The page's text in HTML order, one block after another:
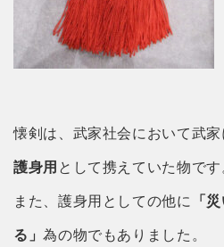
懐剣は、武家社会において武
護身用 として携えていた物です
また、護身用としての他に 「
る」為の物でもありました。